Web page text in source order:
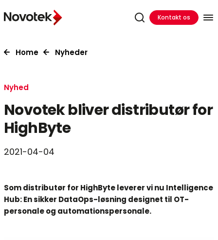
Kontakt os
Home Nyheder
Nyhed
Novotek bliver distributør for
HighByte
2021-04-04
Som distributør for HighByte leverer vi nu Intelligence
Hub: En sikker DataOps-løsning designet til OT-
personale og automationspersonale.